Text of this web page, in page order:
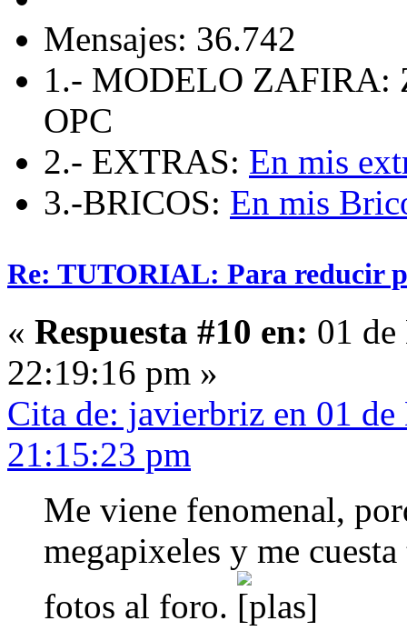
Mensajes: 36.742
1.- MODELO ZAFIRA:
OPC
2.- EXTRAS: En mis
3.-BRICOS: En mis
Re: TUTORIAL: Para reducir
« Respuesta #10 en: 01
22:19:16 pm »
Cita de: javierbriz en 01
21:15:23 pm
Me viene fenomenal,
megapixeles y me
fotos al foro.